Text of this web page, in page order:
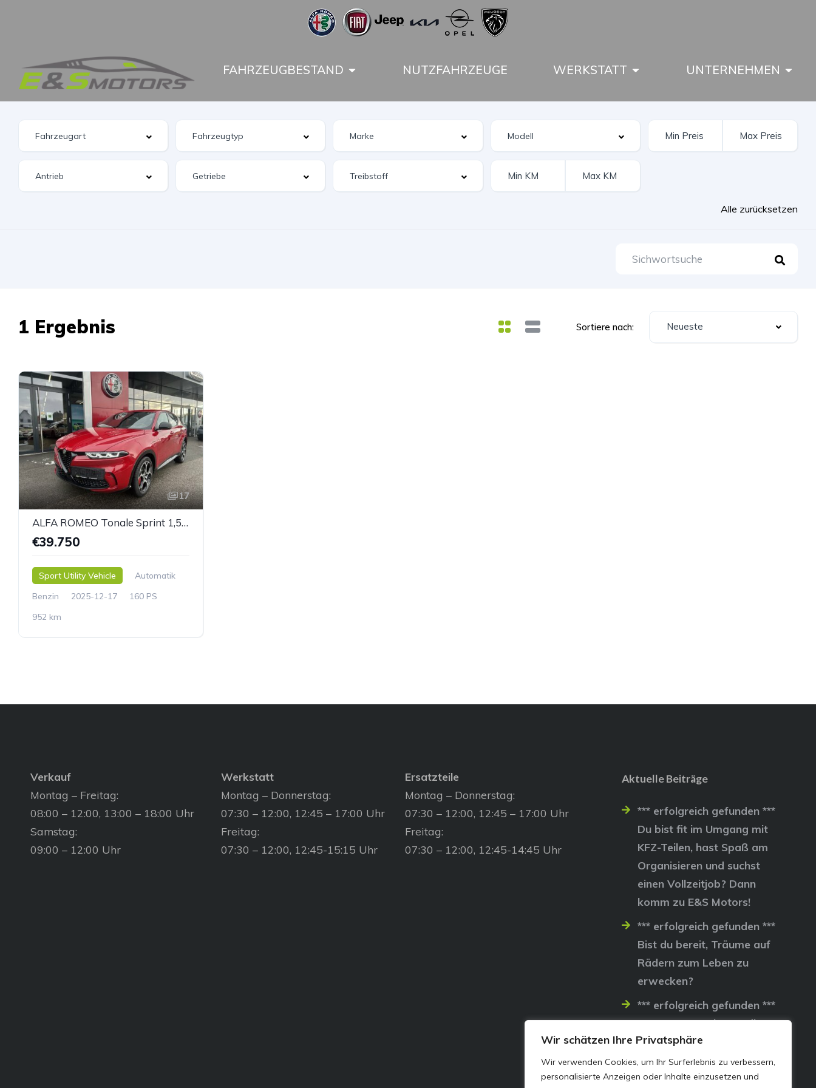
Wir schätzen Ihre Privatsphäre
Wir verwenden Cookies, um Ihr Surferlebnis zu verbessern,
personalisierte Anzeigen oder Inhalte einzusetzen und
FAHRZEUGBESTAND NUTZFAHRZEUGE WERKSTATT UNTERNEHMEN
Alle zurücksetzen
1 Ergebnis Sortiere nach: Neueste
17
ALFA ROMEO Tonale Sprint 1,5 T4 48V MHEV VGT DCT
€39.750
Sport Utility Vehicle
Automatik
Benzin
2025-12-17
160 PS
952 km
Verkauf
Montag – Freitag:
08:00 – 12:00, 13:00 – 18:00 Uhr
Samstag:
09:00 – 12:00 Uhr
Werkstatt
Montag – Donnerstag:
07:30 – 12:00, 12:45 – 17:00 Uhr
Freitag:
07:30 – 12:00, 12:45-15:15 Uhr
Ersatzteile
Montag – Donnerstag:
07:30 – 12:00, 12:45 – 17:00 Uhr
Freitag:
07:30 – 12:00, 12:45-14:45 Uhr
Aktuelle Beiträge
*** erfolgreich gefunden ***
Du bist fit im Umgang mit
KFZ-Teilen, hast Spaß am
Organisieren und suchst
einen Vollzeitjob? Dann
komm zu E&S Motors!
*** erfolgreich gefunden ***
Bist du bereit, Träume auf
Rädern zum Leben zu
erwecken?
*** erfolgreich gefunden ***
Lass uns gemeinsam die
Straßen erobern…